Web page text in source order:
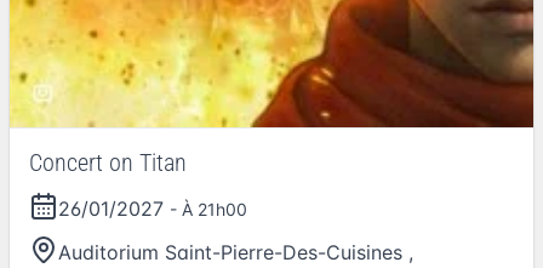
Concert on Titan
26/01/2027 - À 21h00
Auditorium Saint-Pierre-Des-Cuisines ,